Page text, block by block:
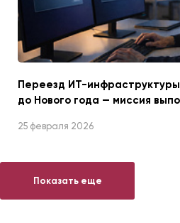
Переезд ИТ-
до Нового года — миссия
25 февраля 2026
Показать еще